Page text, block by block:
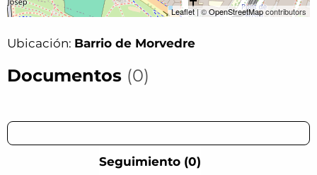
Leaflet| ©OpenStreetMapcontributors
Ubicación: Barrio de Morvedre
Documentos (0)
Seguimiento (0)